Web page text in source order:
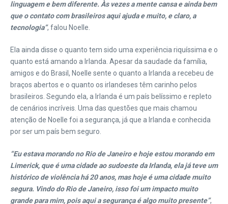
linguagem e bem diferente. Às vezes a mente cansa e ainda bem
que o contato com brasileiros aqui ajuda e muito, e claro, a
tecnologia”, falou Noelle.
Ela ainda disse o quanto tem sido uma experiência riquíssima e o
quanto está amando a Irlanda. Apesar da saudade da família,
amigos e do Brasil, Noelle sente o quanto a Irlanda a recebeu de
braços abertos e o quanto os irlandeses têm carinho pelos
brasileiros. Segundo ela, a Irlanda é um país belíssimo e repleto
de cenários incríveis. Uma das questões que mais chamou
atenção de Noelle foi a segurança, já que a Irlanda e conhecida
por ser um país bem seguro.
“Eu estava morando no Rio de Janeiro e hoje estou morando em
Limerick, que é uma cidade ao sudoeste da Irlanda, ela já teve um
histórico de violência há 20 anos, mas hoje é uma cidade muito
segura. Vindo do Rio de Janeiro, isso foi um impacto muito
grande para mim, pois aqui a segurança é algo muito presente”,